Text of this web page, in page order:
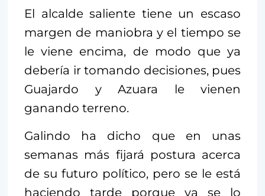
El alcalde saliente tiene un escaso
margen de maniobra y el tiempo se
le viene encima, de modo que ya
debería ir tomando decisiones, pues
Guajardo y Azuara le vienen
ganando terreno.
Galindo ha dicho que en unas
semanas más fijará postura acerca
de su futuro político, pero se le está
haciendo tarde porque ya se lo